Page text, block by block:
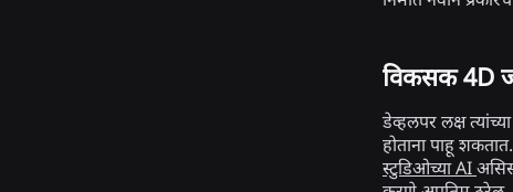
विकसक 4D
डेव्हलपर लक्ष त्यांच्या
होताना पाहू
स्टुडिओच्या AI